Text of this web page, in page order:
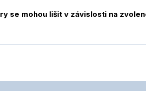
se mohou lišit v závislosti na